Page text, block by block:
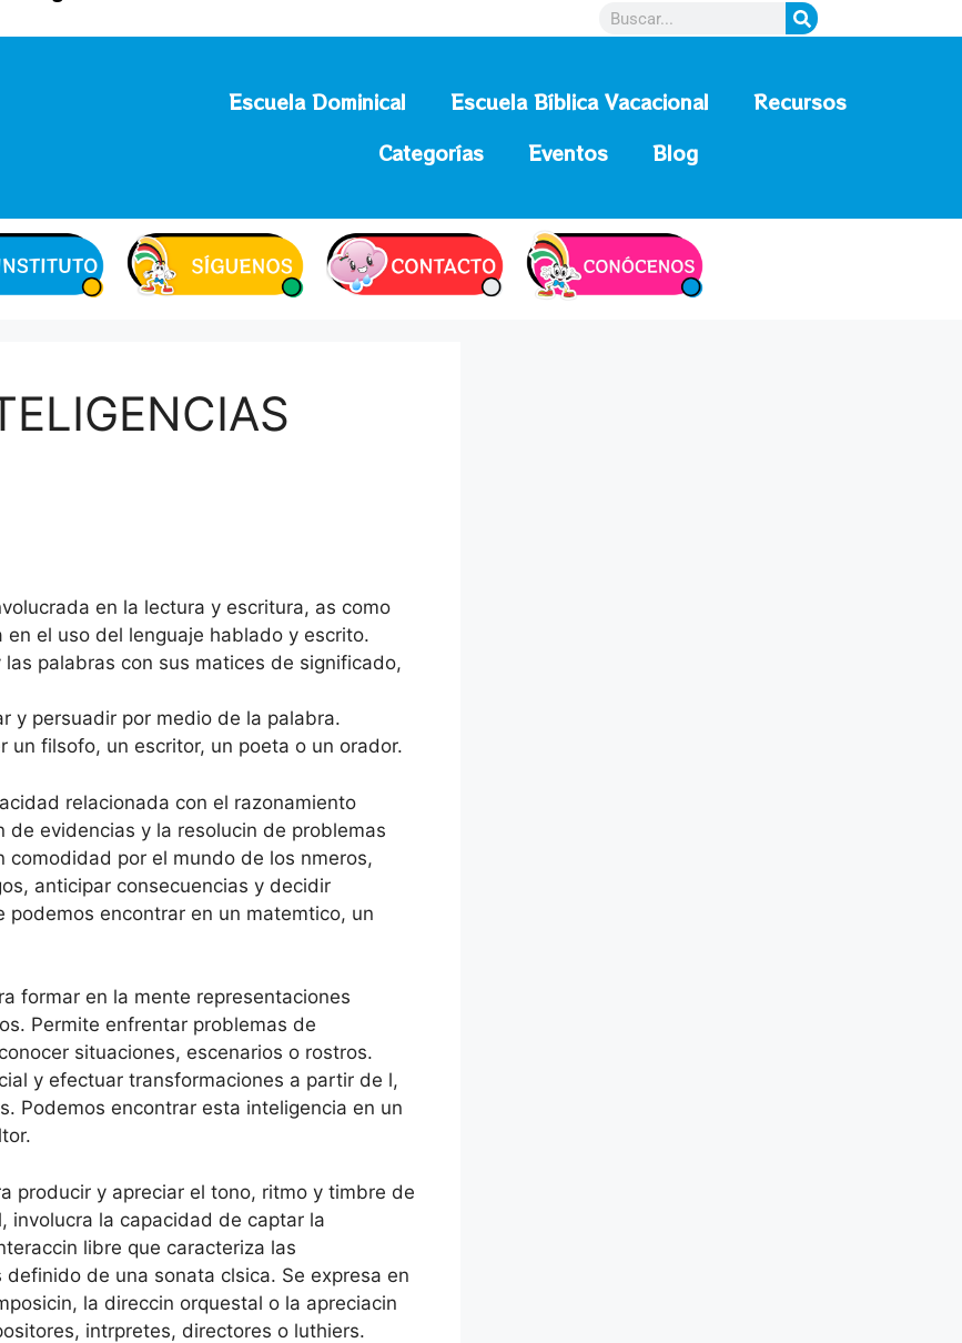
Escuela Dominical Escuela Bíblica Vacacional
Recursos
Categorías
Eventos Blog
en la lectura y escritura, as como
el uso del lenguaje hablado y escrito.
palabras con sus matices de significado,
y persuadir por medio de la palabra.
un filsofo, un escritor, un poeta o un orador.
relacionada con el razonamiento
evidencias y la resolucin de problemas
comodidad por el mundo de los nmeros,
anticipar consecuencias y decidir
podemos encontrar en un matemtico, un
formar en la mente representaciones
Permite enfrentar problemas de
situaciones, escenarios o rostros.
y efectuar transformaciones a partir de l,
Podemos encontrar esta inteligencia en un
producir y apreciar el tono, ritmo y timbre de
involucra la capacidad de captar la
libre que caracteriza las
de una sonata clsica. Se expresa en
la direccin orquestal o la apreciacin
intrpretes, directores o luthiers.